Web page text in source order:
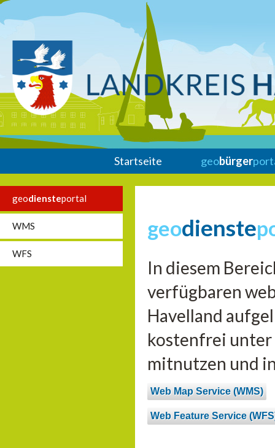
Startseite geobürger
geodiensteportal
WMS
WFS
geodienste
In diesem
verfügbaren
Havelland
kostenfrei unter
mitnutzen und
Web Map Service (WMS)
Web Feature Service